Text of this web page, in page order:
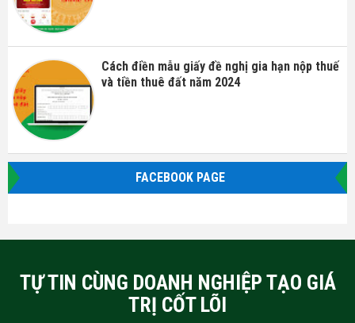
Cách điền mẫu giấy đề nghị gia hạn nộp thuế
và tiền thuê đất năm 2024
FACEBOOK PAGE
TỰ TIN CÙNG DOANH NGHIỆP TẠO GIÁ
TRỊ CỐT LÕI